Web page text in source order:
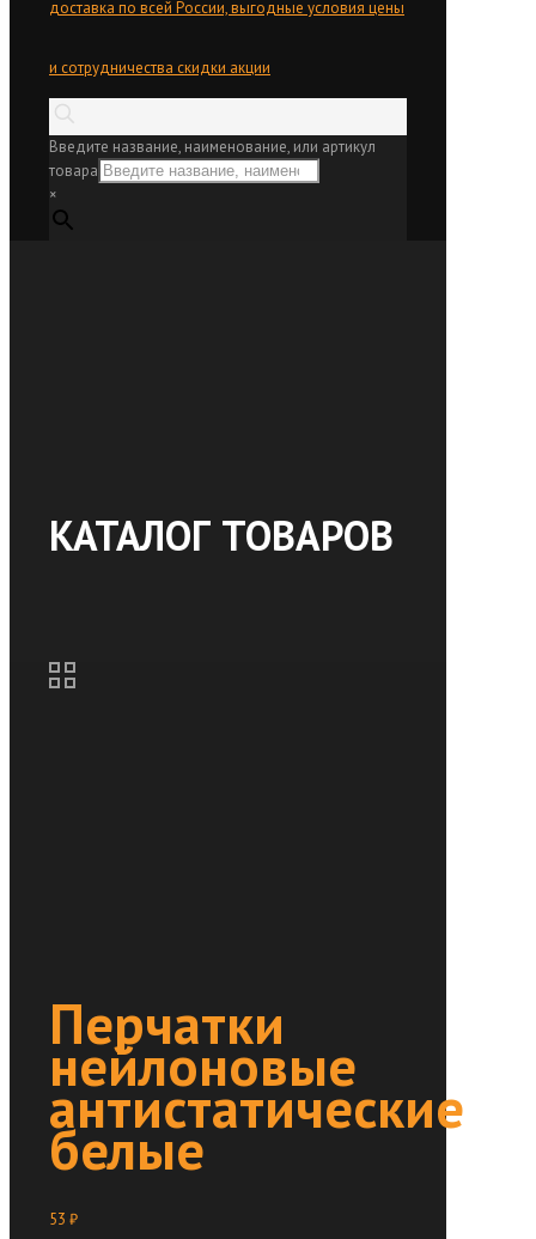
Введите название, наименование, или артикул
товара
×
КАТАЛОГ ТОВАРОВ
Перчатки
нейлоновые
антистатические
белые
53 ₽